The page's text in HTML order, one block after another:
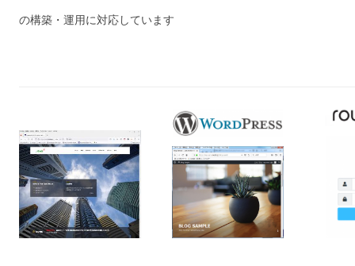
の構築・運用に対応しています